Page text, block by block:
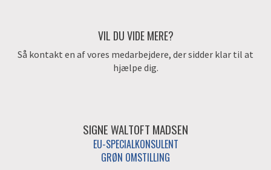
VIL DU VIDE MERE?
Så kontakt en af vores medarbejdere, der sidder klar til at
hjælpe dig.
SIGNE WALTOFT MADSEN
EU-SPECIALKONSULENT
GRØN OMSTILLING